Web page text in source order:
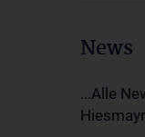
News
...Alle